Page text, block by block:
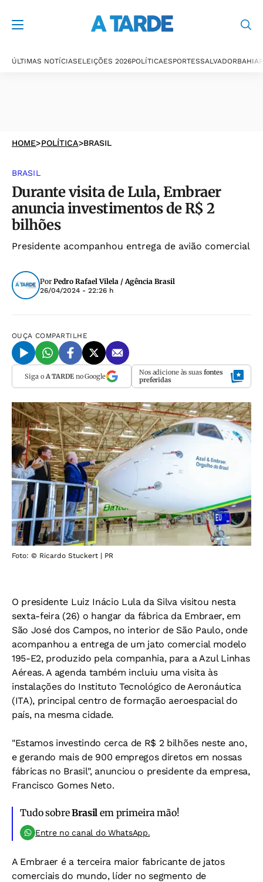
ÚLTIMAS NOTÍCIASELEIÇÕES 2026POLÍTICAESPORTESSALVADORBAHIA
HOME>POLÍTICA>BRASIL
BRASIL
Durante visita de Lula, Embraer
anuncia investimentos de R$ 2
bilhões
Presidente acompanhou entrega de avião comercial
Por Pedro Rafael Vilela / Agência Brasil
26/04/2024 - 22:26 h
OUÇA COMPARTILHE
Siga o A TARDEno Google Nos adicione às suas fontes
preferidas
Foto: © Ricardo Stuckert | PR
O presidente Luiz Inácio Lula da Silva visitou nesta
sexta-feira (26) o hangar da fábrica da Embraer, em
São José dos Campos, no interior de São Paulo, onde
acompanhou a entrega de um jato comercial modelo
195-E2, produzido pela companhia, para a Azul Linhas
Aéreas. A agenda também incluiu uma visita às
instalações do Instituto Tecnológico de Aeronáutica
(ITA), principal centro de formação aeroespacial do
país, na mesma cidade.
"Estamos investindo cerca de R$ 2 bilhões neste ano,
e gerando mais de 900 empregos diretos em nossas
fábricas no Brasil", anunciou o presidente da empresa,
Francisco Gomes Neto.
Tudo sobreBrasil em primeira mão!
Entre no canal do WhatsApp.
A Embraer é a terceira maior fabricante de jatos
comerciais do mundo, líder no segmento de